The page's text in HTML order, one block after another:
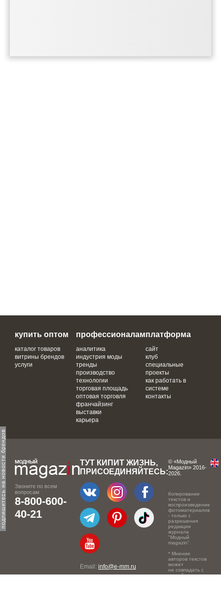
подпишитесь на новости брендов
купить оптом
каталог товаров
витрины брендов
услуги
профессионалам
аналитика
индустрия моды
тренды
производство
технологии
торговая площадь
оптовая торговля
франчайзинг
выставки
карьера
платформа
сайт
клуб
специальные
проекты
как работать в
системе
контакты
Звоните по всем
вопросам
8-800-600-
40-21
ТУТ КИПИТ ЖИЗНЬ,
ПРИСОЕДИНЯЙТЕСЬ:
Email: info@e-mm.ru
© «Модный
Magazin» 2016-
2026.
Копирование
текстов и
воспроизведение
фотоматериалов
- только с
разрешения
редакции
журнала
"Модный
magazin".
* Мнение
авторов текстов
может
не совпадать с
точкой зрения